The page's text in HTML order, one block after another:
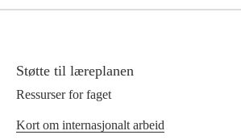
Støtte til læreplanen
Ressurser for faget
Kort om internasjonalt arbeid